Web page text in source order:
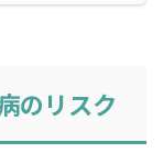
のリスク